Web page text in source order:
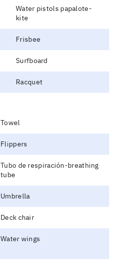
Water pistols papalote-
kite
Frisbee
Surfboard
Racquet
Towel
Flippers
Tubo de respiración-breathing
tube
Umbrella
Deck chair
Water wings